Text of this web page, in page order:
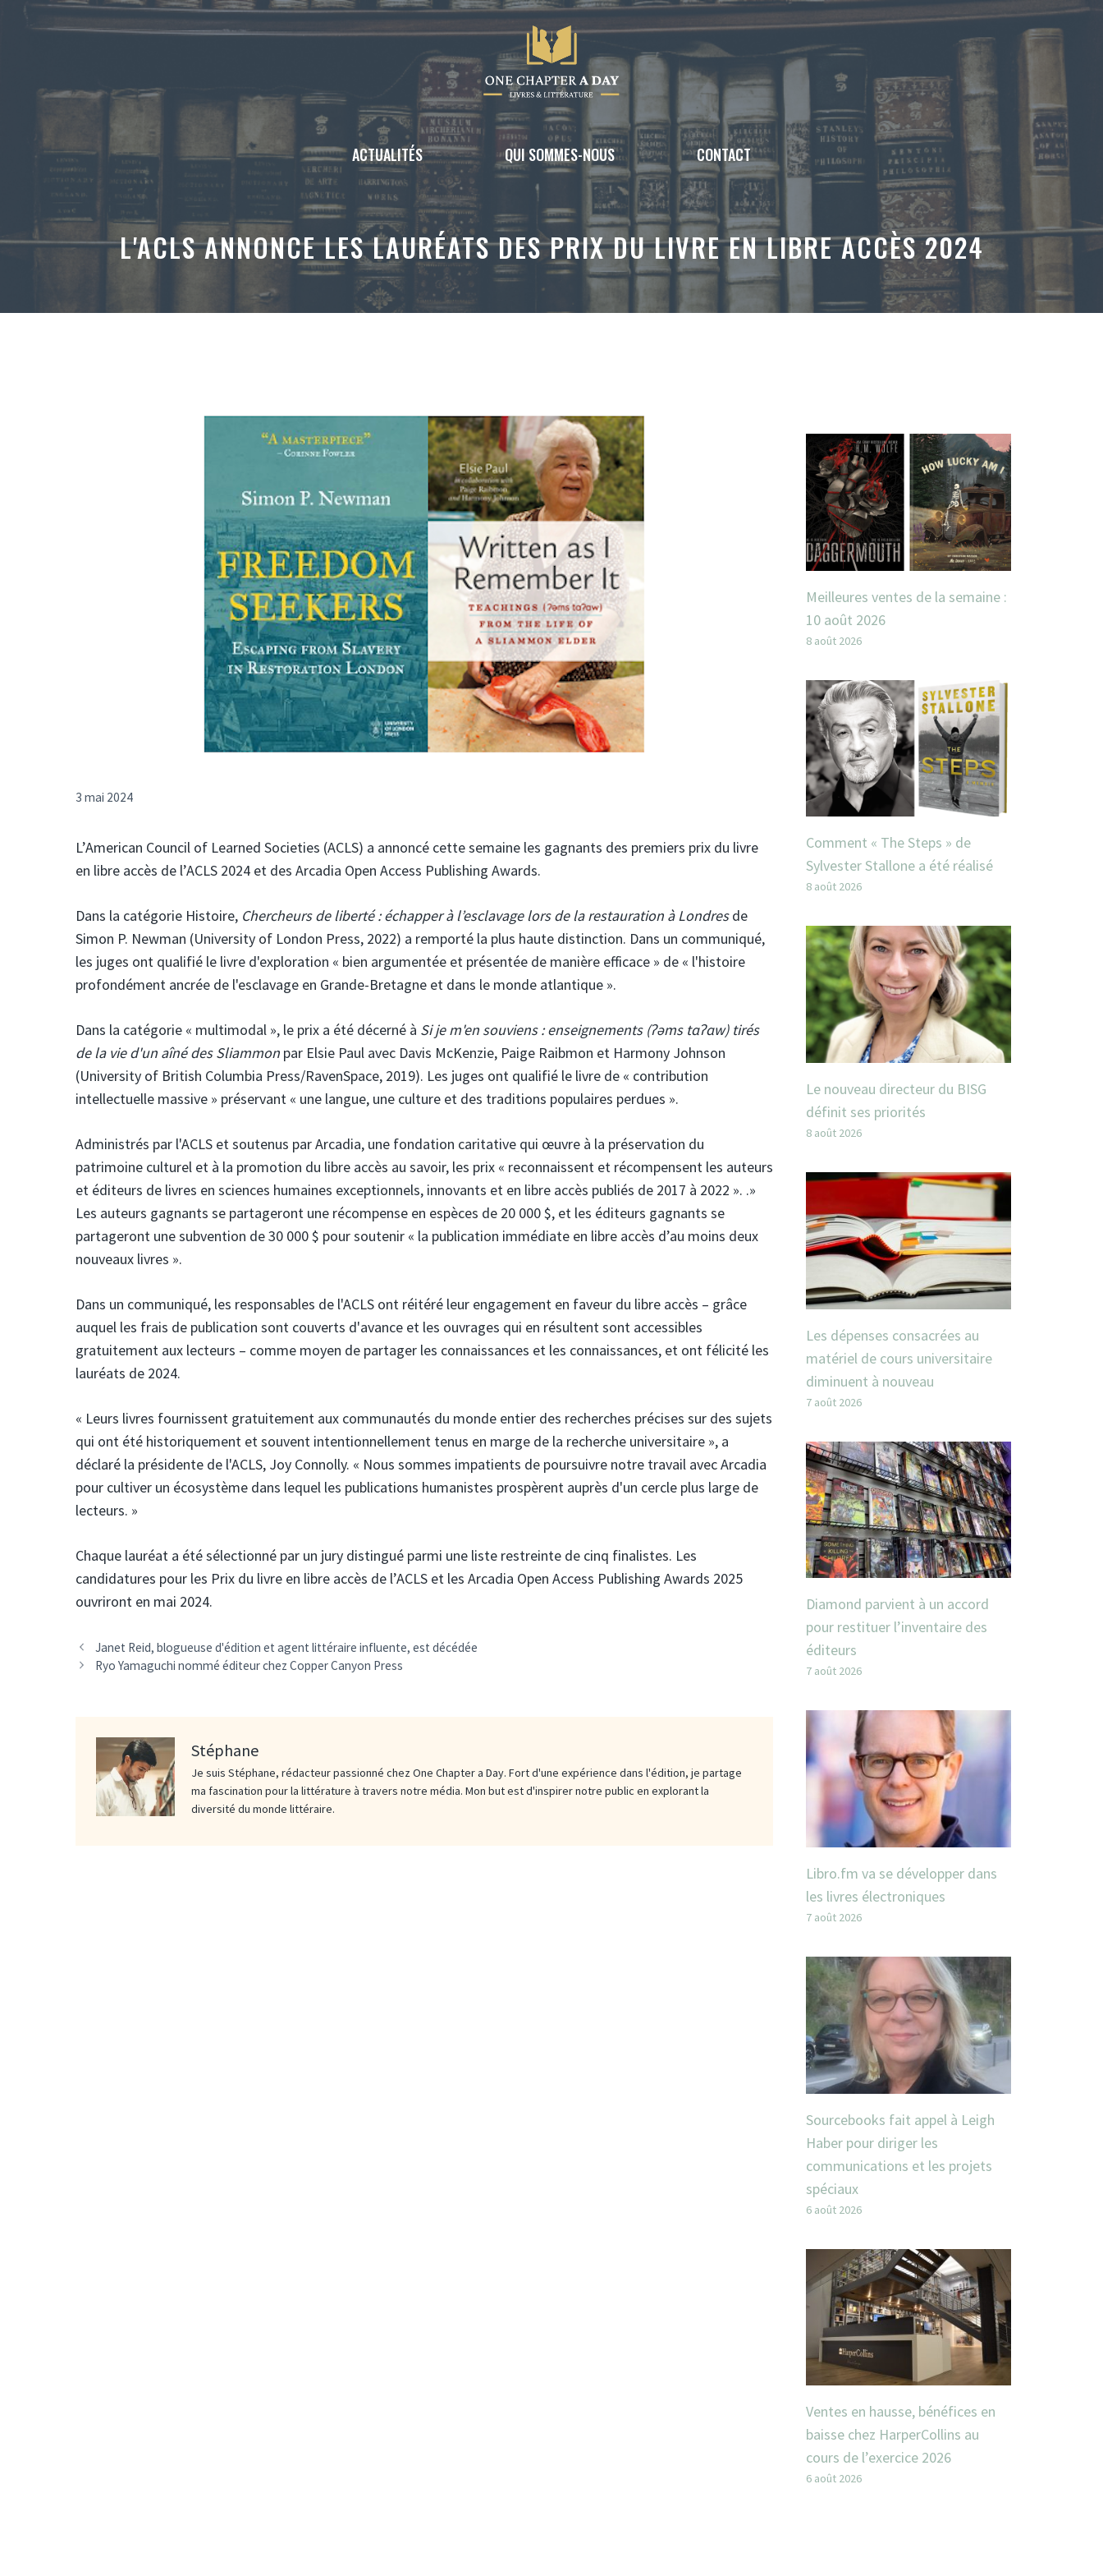
Aller
ACTUALITÉS QUI SOMMES-NOUS CONTACT
L'ACLS ANNONCE LES LAURÉATS DES PRIX DU LIVRE EN LIBRE ACCÈS 2024
3 mai 2024
L’American Council of Learned Societies (ACLS) a annoncé cette semaine les gagnants des premiers prix du livre
en libre accès de l’ACLS 2024 et des Arcadia Open Access Publishing Awards.
Dans la catégorie Histoire, Chercheurs de liberté : échapper à l’esclavage lors de la restauration à Londresde
Simon P. Newman (University of London Press, 2022) a remporté la plus haute distinction. Dans un communiqué,
les juges ont qualifié le livre d'exploration « bien argumentée et présentée de manière efficace » de « l'histoire
profondément ancrée de l'esclavage en Grande-Bretagne et dans le monde atlantique ».
Dans la catégorie « multimodal », le prix a été décerné à Si je m'en souviens : enseignements (ʔəms tɑʔɑw) tirés
de la vie d'un aîné des Sliammon par Elsie Paul avec Davis McKenzie, Paige Raibmon et Harmony Johnson
(University of British Columbia Press/RavenSpace, 2019). Les juges ont qualifié le livre de « contribution
intellectuelle massive » préservant « une langue, une culture et des traditions populaires perdues ».
Administrés par l'ACLS et soutenus par Arcadia, une fondation caritative qui œuvre à la préservation du
patrimoine culturel et à la promotion du libre accès au savoir, les prix « reconnaissent et récompensent les auteurs
et éditeurs de livres en sciences humaines exceptionnels, innovants et en libre accès publiés de 2017 à 2022 ». .»
Les auteurs gagnants se partageront une récompense en espèces de 20 000 $, et les éditeurs gagnants se
partageront une subvention de 30 000 $ pour soutenir « la publication immédiate en libre accès d’au moins deux
nouveaux livres ».
Dans un communiqué, les responsables de l'ACLS ont réitéré leur engagement en faveur du libre accès – grâce
auquel les frais de publication sont couverts d'avance et les ouvrages qui en résultent sont accessibles
gratuitement aux lecteurs – comme moyen de partager les connaissances et les connaissances, et ont félicité les
lauréats de 2024.
« Leurs livres fournissent gratuitement aux communautés du monde entier des recherches précises sur des sujets
qui ont été historiquement et souvent intentionnellement tenus en marge de la recherche universitaire », a
déclaré la présidente de l'ACLS, Joy Connolly. « Nous sommes impatients de poursuivre notre travail avec Arcadia
pour cultiver un écosystème dans lequel les publications humanistes prospèrent auprès d'un cercle plus large de
lecteurs. »
Chaque lauréat a été sélectionné par un jury distingué parmi une liste restreinte de cinq finalistes. Les
candidatures pour les Prix du livre en libre accès de l’ACLS et les Arcadia Open Access Publishing Awards 2025
ouvriront en mai 2024.
Janet Reid, blogueuse d'édition et agent littéraire influente, est décédée
Ryo Yamaguchi nommé éditeur chez Copper Canyon Press
Stéphane
Je suis Stéphane, rédacteur passionné chez One Chapter a Day. Fort d'une expérience dans l'édition, je partage
ma fascination pour la littérature à travers notre média. Mon but est d'inspirer notre public en explorant la
diversité du monde littéraire.
Meilleures ventes de la semaine :
10 août 2026
8 août 2026
Comment « The Steps » de
Sylvester Stallone a été réalisé
8 août 2026
Le nouveau directeur du BISG
définit ses priorités
8 août 2026
Les dépenses consacrées au
matériel de cours universitaire
diminuent à nouveau
7 août 2026
Diamond parvient à un accord
pour restituer l’inventaire des
éditeurs
7 août 2026
Libro.fm va se développer dans
les livres électroniques
7 août 2026
Sourcebooks fait appel à Leigh
Haber pour diriger les
communications et les projets
spéciaux
6 août 2026
Ventes en hausse, bénéfices en
baisse chez HarperCollins au
cours de l’exercice 2026
6 août 2026